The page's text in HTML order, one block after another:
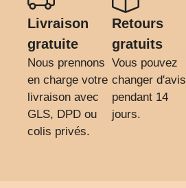
Livraison
gratuite
Nous prennons
en charge votre
livraison avec
GLS, DPD ou
colis privés.
Retours
gratuits
Vous pouvez
changer d'avis
pendant 14
jours.